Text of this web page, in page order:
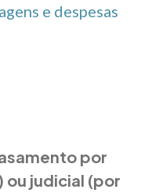
e despesas
por
judicial (por